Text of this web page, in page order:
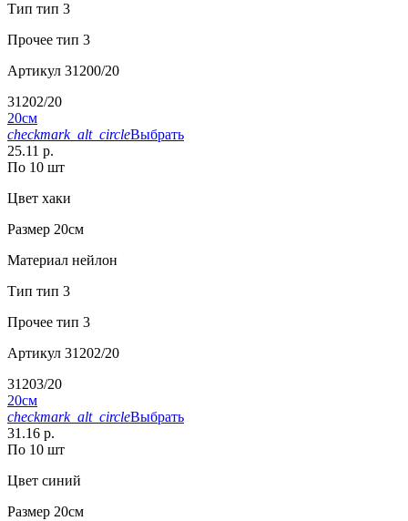
Тип тип 3
Прочее тип 3
Артикул 31200/20
31202/20
20см
checkmark_alt_circleВыбрать
25.11 р.
По 10 шт
Цвет хаки
Размер 20см
Материал нейлон
Тип тип 3
Прочее тип 3
Артикул 31202/20
31203/20
20см
checkmark_alt_circleВыбрать
31.16 р.
По 10 шт
Цвет синий
Размер 20см